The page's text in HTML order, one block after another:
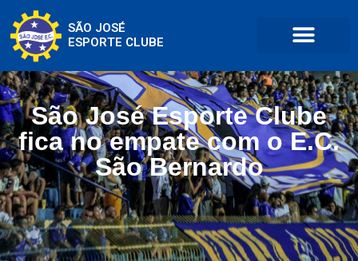
SÃO JOSÉ
ESPORTE CLUBE
São José Esporte Clube
fica no empate com o E.C.
São Bernardo